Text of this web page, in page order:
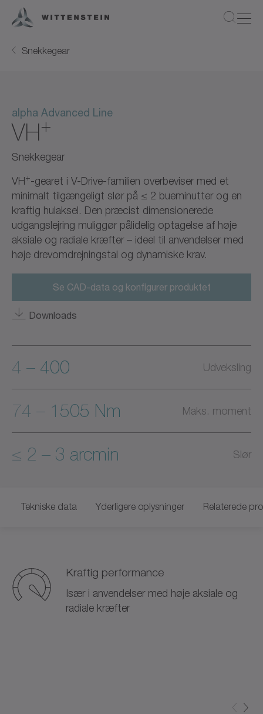
Snekkegear
alpha Advanced Line
VH+
Snekkegear
VH+-gearet i V-Drive-familien overbeviser med et
minimalt tilgængeligt slør på ≤ 2 bueminutter og en
kraftig hulaksel. Den præcist dimensionerede
udgangslejring muliggør pålidelig optagelse af høje
aksiale og radiale kræfter – ideel til anvendelser med
høje drevomdrejningstal og dynamiske krav.
Se CAD-data og konfigurer produktet
Downloads
4 – 400 Udveksling
74 – 1505 Nm Maks. moment
≤ 2 – 3 arcmin Slør
Tekniske data Yderligere oplysninger Relaterede
Kraftig performance
Især i anvendelser med høje aksiale og
radiale kræfter